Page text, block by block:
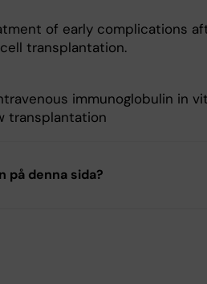
of early complications
transplantation.
immunoglobulin in
transplantation
på denna sida?